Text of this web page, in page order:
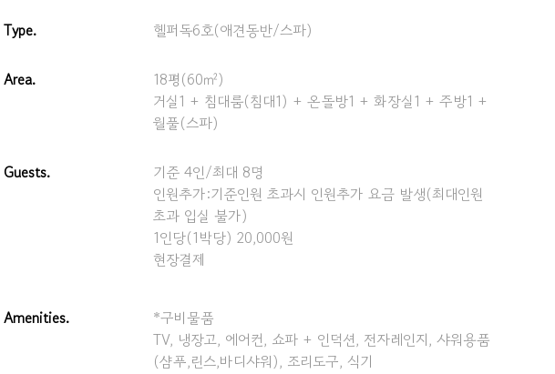
Type. 헬퍼독6호(애견동반/스파)
Area.
18평(60㎡)
거실1 + 침대룸(침대1) + 온돌방1 + 화장실1 + 주방1 +
월풀(스파)
Guests.
기준 4인/최대 8명
인원추가:기준인원 초과시 인원추가 요금 발생(최대인원
초과 입실 불가)
1인당(1박당) 20,000원
현장결제
Amenities.
*구비물품
TV, 냉장고, 에어컨, 쇼파 + 인덕션, 전자레인지, 샤워용품
(샴푸,린스,바디샤워), 조리도구, 식기